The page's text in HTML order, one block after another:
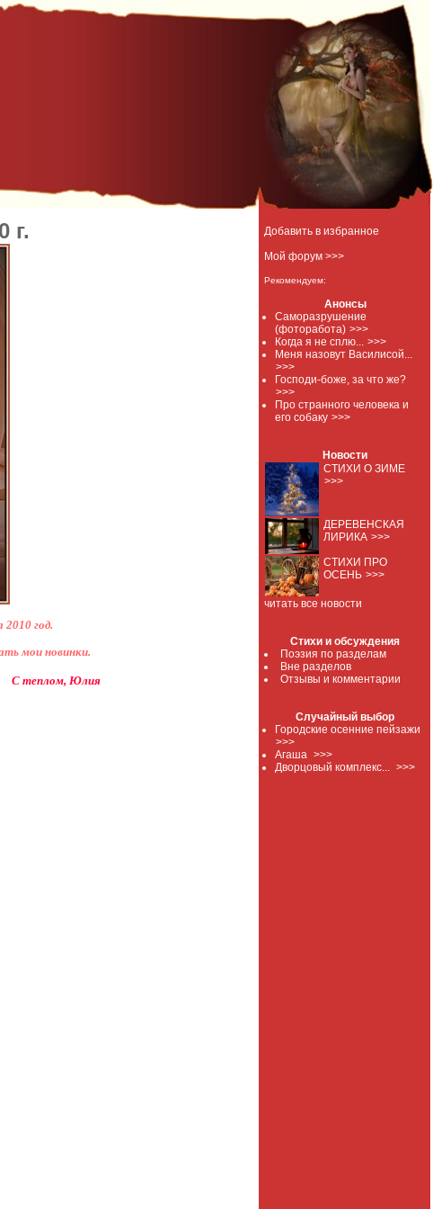
Добавить в избранное
Мой форум >>>
Рекомендуем:
Анонсы
Саморазрушение
(фоторабота) >>>
Когда я не сплю... >>>
Меня назовут Василисой...
>>>
Господи-боже, за что же?
>>>
Про странного человека и
его собаку >>>
Новости
СТИХИ О ЗИМЕ
>>>
ДЕРЕВЕНСКАЯ
ЛИРИКА >>>
СТИХИ ПРО
ОСЕНЬ >>>
читать все новости
Стихи и обсуждения
Поэзия по разделам
Вне разделов
Отзывы и комментарии
Случайный выбор
Городские осенние пейзажи
>>>
Агаша >>>
Дворцовый комплекс... >>>
г.
2010 год.
мои новинки.
С теплом, Юлия